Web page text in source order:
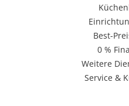
Best-
0 %
Weitere
Service &